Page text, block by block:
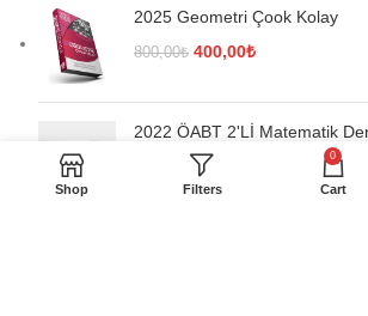
2025 Geometri Çook Kolay
800,00₺ Orijinal
800,00₺.
400,00₺Şu
fiyat:
400,00₺.
2022 ÖABT 2'Lİ Matematik
Orijinal
fiyat:
130,00
Shop Filters
0
Cart